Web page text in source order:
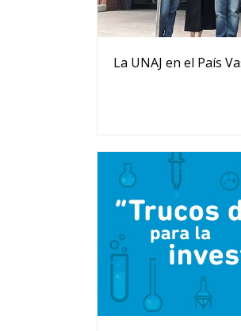
La UNAJ en el País